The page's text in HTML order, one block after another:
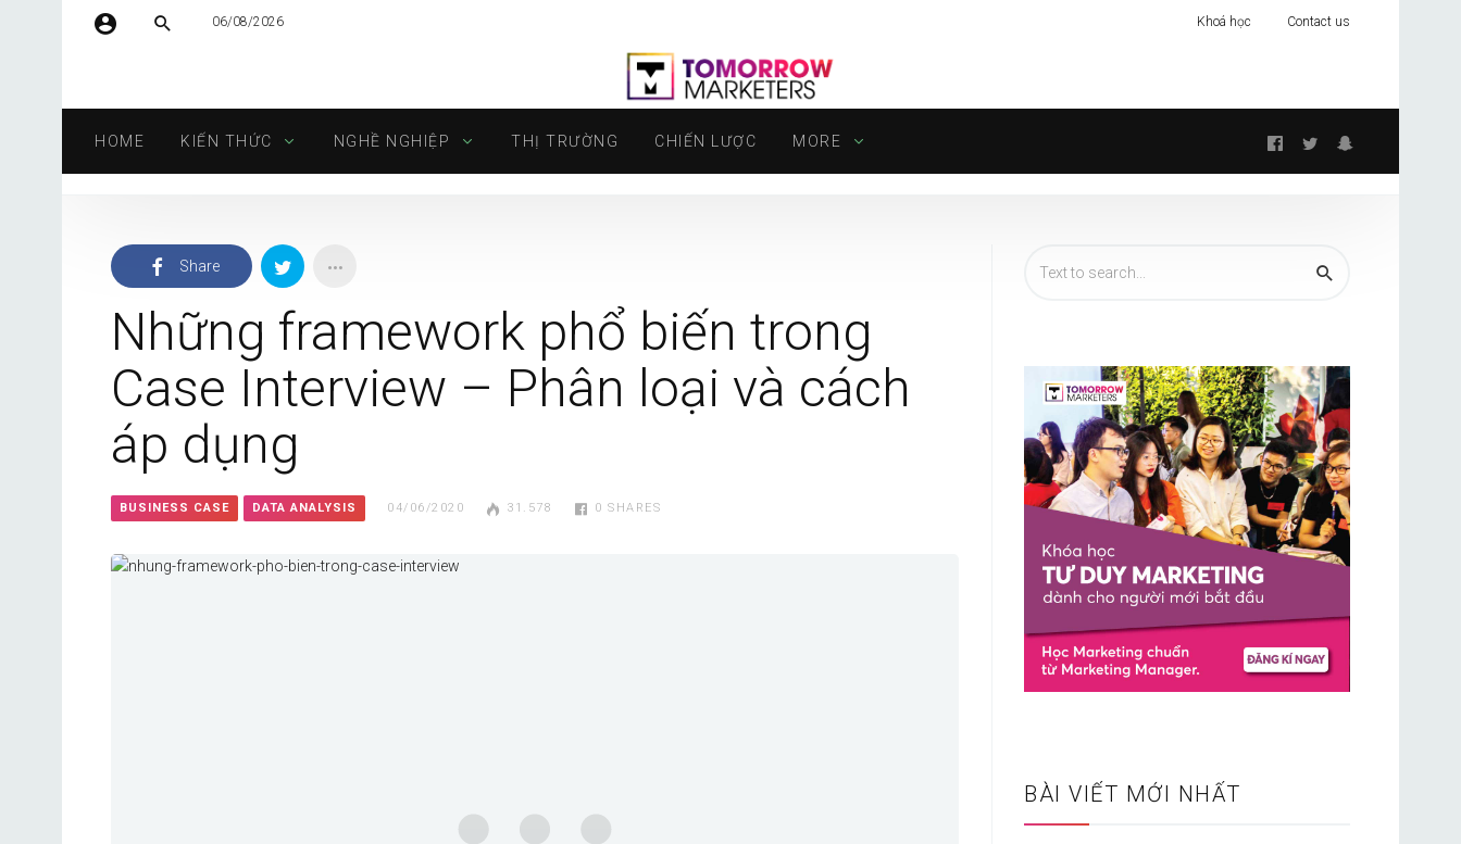
Mật khẩu
Tự động đăng nhập
06/08/2026 Khoá học Contact us
HOME KIẾN THỨC NGHỀ NGHIỆP THỊ TRƯỜNG CHIẾN LƯỢC MORE Follow
Share
Những framework phổ biến trong
Case Interview – Phân loại và cách
áp dụng
BUSINESS CASE DATA ANALYSIS 04/06/2020 31.578 0 SHARES
BÀI VIẾT MỚI NHẤT